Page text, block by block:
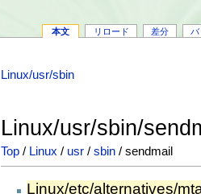
本文 リロード 差分 バ
Linux/usr/sbin
Linux/usr/sbin/
Top / Linux / usr /sbin / sendmail
Linux/etc/alternatives/